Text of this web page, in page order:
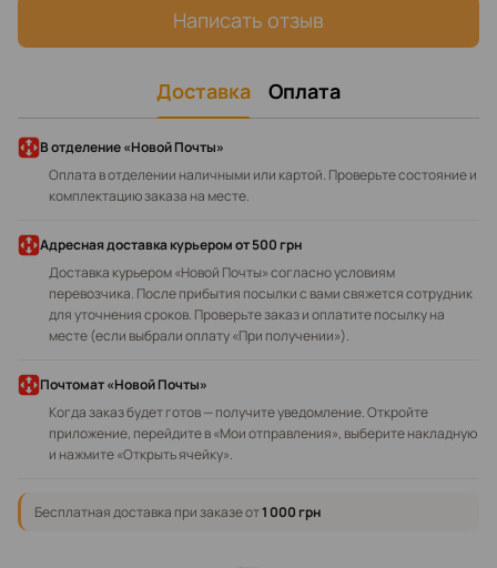
Написать отзыв
Доставка Оплата
В отделение «Новой Почты»
Оплата в отделении наличными или картой. Проверьте состояние и
комплектацию заказа на месте.
Адресная доставка курьеромот 500 грн
Доставка курьером «Новой Почты» согласно условиям
перевозчика. После прибытия посылки с вами свяжется сотрудник
для уточнения сроков. Проверьте заказ и оплатите посылку на
месте (если выбрали оплату «При получении»).
Почтомат «Новой Почты»
Когда заказ будет готов — получите уведомление. Откройте
приложение, перейдите в «Мои отправления», выберите накладную
и нажмите «Открыть ячейку».
Бесплатная доставка при заказе от1 000 грн